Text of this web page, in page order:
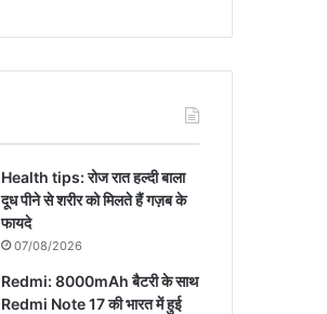
Health tips: रोज रात हल्दी बाला
दूध पीने से शरीर को मिलते हैं गज़ब के
फायदे
07/08/2026
Redmi: 8000mAh बैटरी के साथ
Redmi Note 17 की भारत में हुई